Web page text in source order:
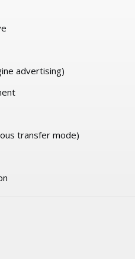
advertising)
transfer mode)